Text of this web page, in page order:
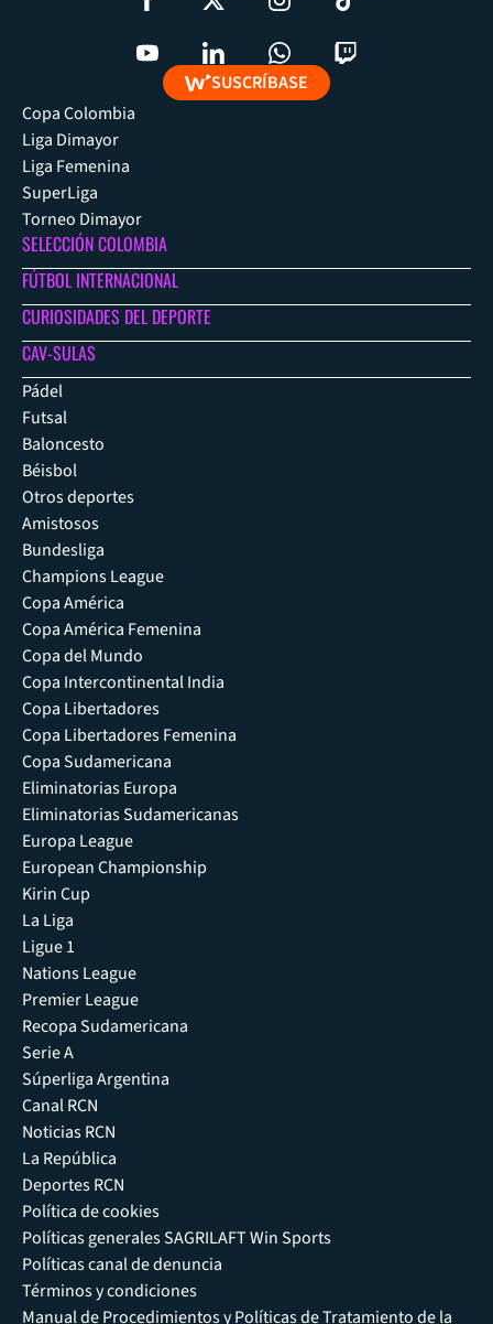
SUSCRÍBASE
Copa Colombia
Liga Dimayor
Liga Femenina
SuperLiga
Torneo Dimayor
SELECCIÓN COLOMBIA
FÚTBOL INTERNACIONAL
CURIOSIDADES DEL DEPORTE
CAV-SULAS
Pádel
Futsal
Baloncesto
Béisbol
Otros deportes
Amistosos
Bundesliga
Champions League
Copa América
Copa América Femenina
Copa del Mundo
Copa Intercontinental India
Copa Libertadores
Copa Libertadores Femenina
Copa Sudamericana
Eliminatorias Europa
Eliminatorias Sudamericanas
Europa League
European Championship
Kirin Cup
La Liga
Ligue 1
Nations League
Premier League
Recopa Sudamericana
Serie A
Súperliga Argentina
Canal RCN
Noticias RCN
La República
Deportes RCN
Política de cookies
Políticas generales SAGRILAFT Win Sports
Políticas canal de denuncia
Términos y condiciones
Manual de Procedimientos y Políticas de Tratamiento de la